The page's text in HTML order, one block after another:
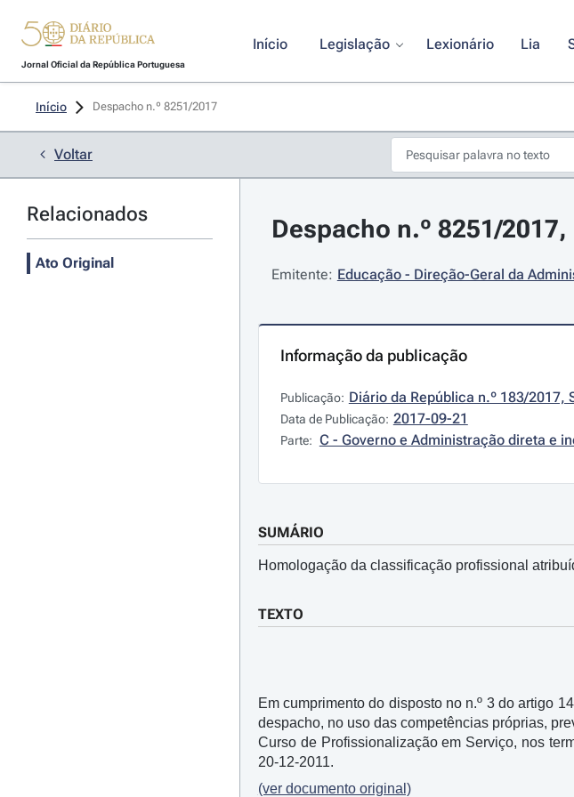
Jornal Oficial da República Portuguesa
Início Legislação Lexionário Lia
Início Despacho n.º 8251/2017
Voltar
Relacionados
Ato Original
Despacho n.º 8251/
Emitente: Educação - Direção-Geral da
Informação da publicação
Publicação: Diário da República n.º 183/2017,
Data de Publicação: 2017-09-21
Parte: C - Governo e Administração direta e
SUMÁRIO
Homologação da classificação profissional
TEXTO
Em cumprimento do disposto no n.º 3 do artigo
despacho, no uso das competências próprias,
Curso de Profissionalização em Serviço, nos
20-12-2011.
(ver documento original)